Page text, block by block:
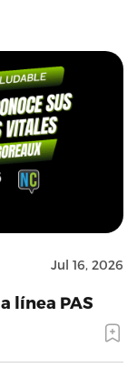
Jul 16, 2026
línea PAS